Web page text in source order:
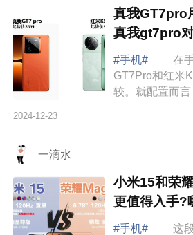
真我GT7pro
真我gt7pro
比哪个好
#手机#
在手
GT7Pro和红米
较。就配置而
在一个较为明
2024-12-23
一滴水
小米15和荣
更值得入手?
#手机#
这段